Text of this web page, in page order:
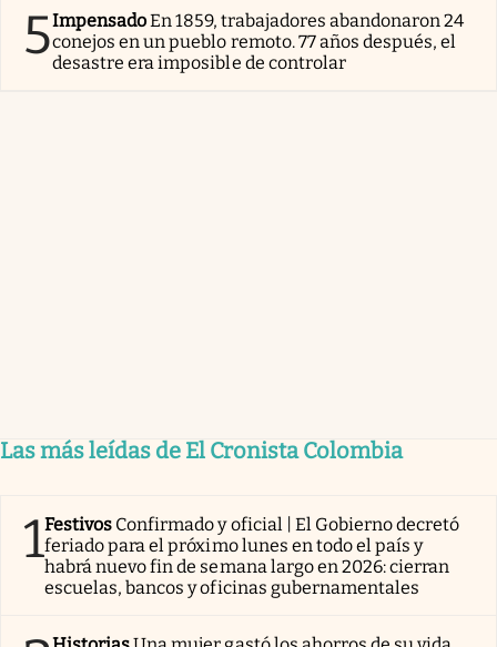
5ImpensadoEn 1859, trabajadores abandonaron 24
conejos en un pueblo remoto. 77 años después, el
desastre era imposible de controlar
Las más leídas de El Cronista Colombia
1Festivos Confirmado y oficial | El Gobierno decretó
feriado para el próximo lunes en todo el país y
habrá nuevo fin de semana largo en 2026: cierran
escuelas, bancos y oficinas gubernamentales